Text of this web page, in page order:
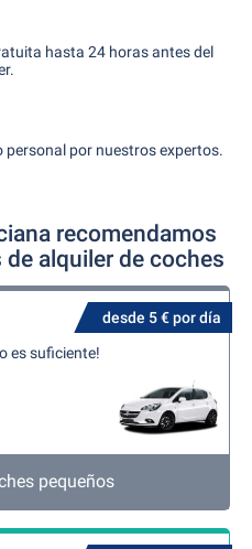
hasta 24 horas antes del
personal por nuestros expertos.
recomendamos
alquiler de coches
desde 5 € por día
es suficiente!
pequeños